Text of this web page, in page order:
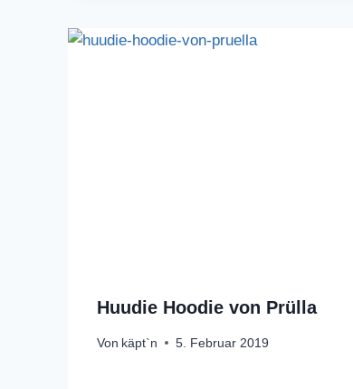
Huudie Hoodie von Prülla
Von käpt`n 5. Februar 2019